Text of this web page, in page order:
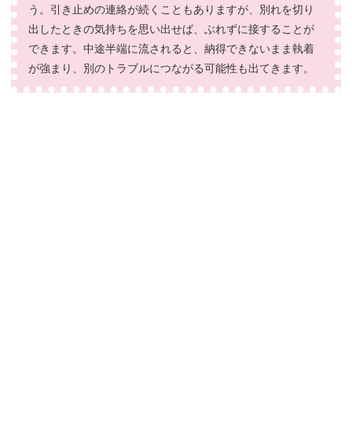
う。引き止めの連絡が続くこともありますが、別れを切り
出したときの気持ちを思い出せば、ぶれずに接することが
できます。中途半端に流されると、納得できないまま執着
が強まり、別のトラブルにつながる可能性も出てきます。